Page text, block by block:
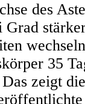
des
Grad
35
zeigt